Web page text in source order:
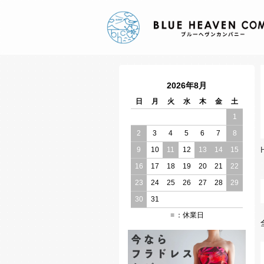
2026年8月
日 月 火 水 木 金
土
1
2
3 4 5 6 7
8
9
10 11 12 13 14
15
16
17 18 19 20 21
22
23
24 25 26 27 28
29
30
31
■ ：休業日